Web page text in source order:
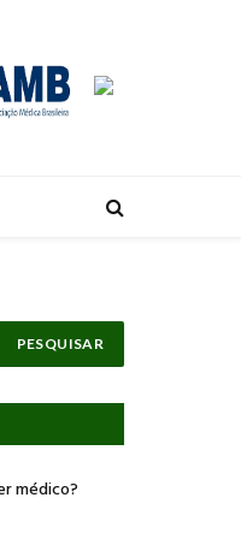
médico?